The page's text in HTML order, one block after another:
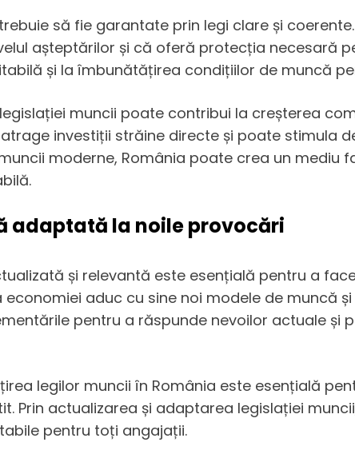
să fie garantate prin legi clare și
așteptărilor și că oferă protecția necesară
și la îmbunătățirea condițiilor de muncă
muncii poate contribui la creșterea
investiții străine directe și poate stimula
moderne, România poate crea un
adaptată la noile provocări
și relevantă este esențială pentru a
aduc cu sine noi modele de muncă
pentru a răspunde nevoilor actuale
legilor muncii în România este esențială
Prin actualizarea și adaptarea legislației
pentru toți angajații.